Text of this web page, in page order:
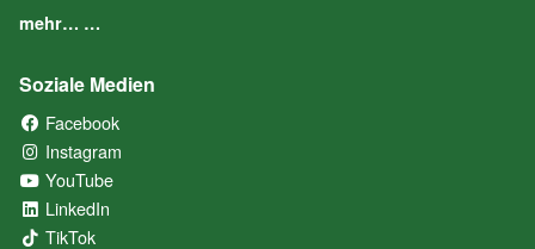
mehr… …
Soziale Medien
Facebook
Instagram
YouTube
LinkedIn
TikTok